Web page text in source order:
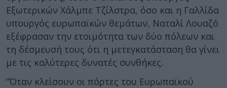
Εξωτερικών Χάλμπε Τζίλστρα, όσο και η Γαλλίδα
υπουργός ευρωπαϊκών θεμάτων, Ναταλί Λουαζό
εξέφρασαν την ετοιμότητα των δύο πόλεων και
τη δέσμευσή τους ότι η μετεγκατάσταση θα γίνει
με τις καλύτερες δυνατές συνθήκες.
“Όταν κλείσουν οι πόρτες του Ευρωπαϊκού